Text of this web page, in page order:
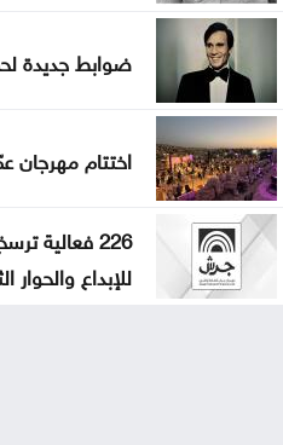
ضوابط جديدة
اختتام مهرجان
226
للإبداع والحوار